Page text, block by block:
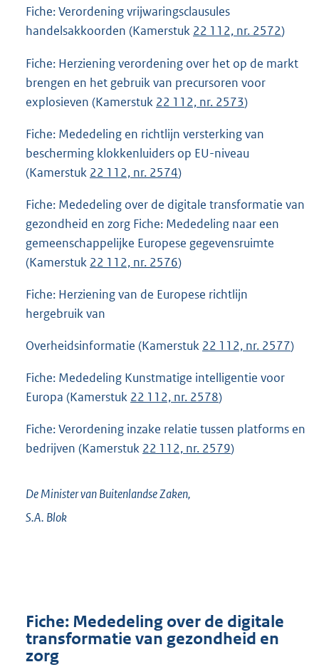
Fiche: Verordening vrijwaringsclausules
handelsakkoorden (Kamerstuk 22 112, nr. 2572)
Fiche: Herziening verordening over het op de markt
brengen en het gebruik van precursoren voor
explosieven (Kamerstuk 22 112, nr. 2573)
Fiche: Mededeling en richtlijn versterking van
bescherming klokkenluiders op EU-niveau
(Kamerstuk 22 112, nr. 2574)
Fiche: Mededeling over de digitale transformatie van
gezondheid en zorg Fiche: Mededeling naar een
gemeenschappelijke Europese gegevensruimte
(Kamerstuk 22 112, nr. 2576)
Fiche: Herziening van de Europese richtlijn
hergebruik van
Overheidsinformatie (Kamerstuk 22 112, nr. 2577)
Fiche: Mededeling Kunstmatige intelligentie voor
Europa (Kamerstuk 22 112, nr. 2578)
Fiche: Verordening inzake relatie tussen platforms en
bedrijven (Kamerstuk 22 112, nr. 2579)
De Minister van Buitenlandse Zaken,
S.A. Blok
Fiche: Mededeling over de digitale
transformatie van gezondheid en
zorg